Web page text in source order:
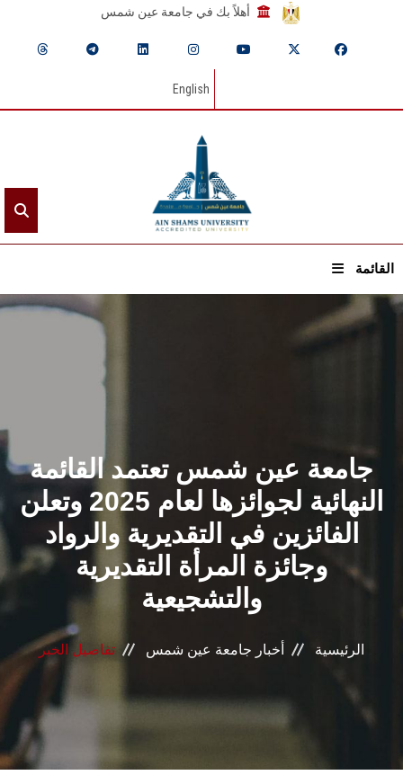
أهلاً بك في جامعة عين شمس
English
القائمة
الشئون الأكاديمية
البحث العلمي
الرعاية الصحية
المراكز والوحدات
الأنظمة الذكية
الإعلام
تواصل معنا
جامعة عين شمس تعتمد القائمة
النهائية لجوائزها لعام 2025 وتعلن
الفائزين في التقديرية والرواد
وجائزة المرأة التقديرية
والتشجيعية
الرئيسية أخبار جامعة عين شمس تفاصيل الخبر